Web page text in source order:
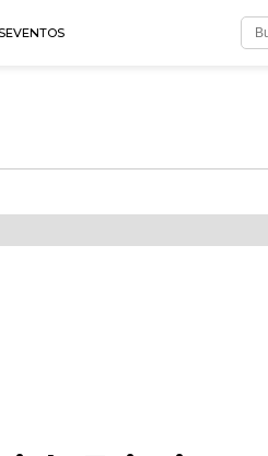
EVENTOS